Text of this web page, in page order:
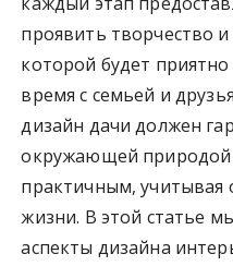
проявить творчество
которой будет
время с семьей и
дизайн дачи должен
окружающей
практичным, учитывая
жизни. В этой статье
аспекты дизайна